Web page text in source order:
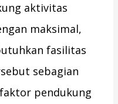
aktivitas
maksimal,
fasilitas
sebagian
pendukung